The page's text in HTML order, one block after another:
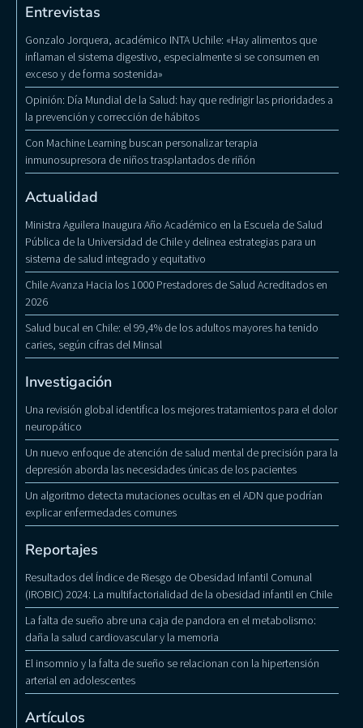
Entrevistas
Gonzalo Jorquera, académico INTA Uchile: «Hay alimentos que
inflaman el sistema digestivo, especialmente si se consumen en
exceso y de forma sostenida»
Opinión: Día Mundial de la Salud: hay que redirigir las prioridades a
la prevención y corrección de hábitos
Con Machine Learning buscan personalizar terapia
inmunosupresora de niños trasplantados de riñón
Actualidad
Ministra Aguilera Inaugura Año Académico en la Escuela de Salud
Pública de la Universidad de Chile y delinea estrategias para un
sistema de salud integrado y equitativo
Chile Avanza Hacia los 1000 Prestadores de Salud Acreditados en
2026
Salud bucal en Chile: el 99,4% de los adultos mayores ha tenido
caries, según cifras del Minsal
Investigación
Una revisión global identifica los mejores tratamientos para el dolor
neuropático
Un nuevo enfoque de atención de salud mental de precisión para la
depresión aborda las necesidades únicas de los pacientes
Un algoritmo detecta mutaciones ocultas en el ADN que podrían
explicar enfermedades comunes
Reportajes
Resultados del Índice de Riesgo de Obesidad Infantil Comunal
(IROBIC) 2024: La multifactorialidad de la obesidad infantil en Chile
La falta de sueño abre una caja de pandora en el metabolismo:
daña la salud cardiovascular y la memoria
El insomnio y la falta de sueño se relacionan con la hipertensión
arterial en adolescentes
Artículos